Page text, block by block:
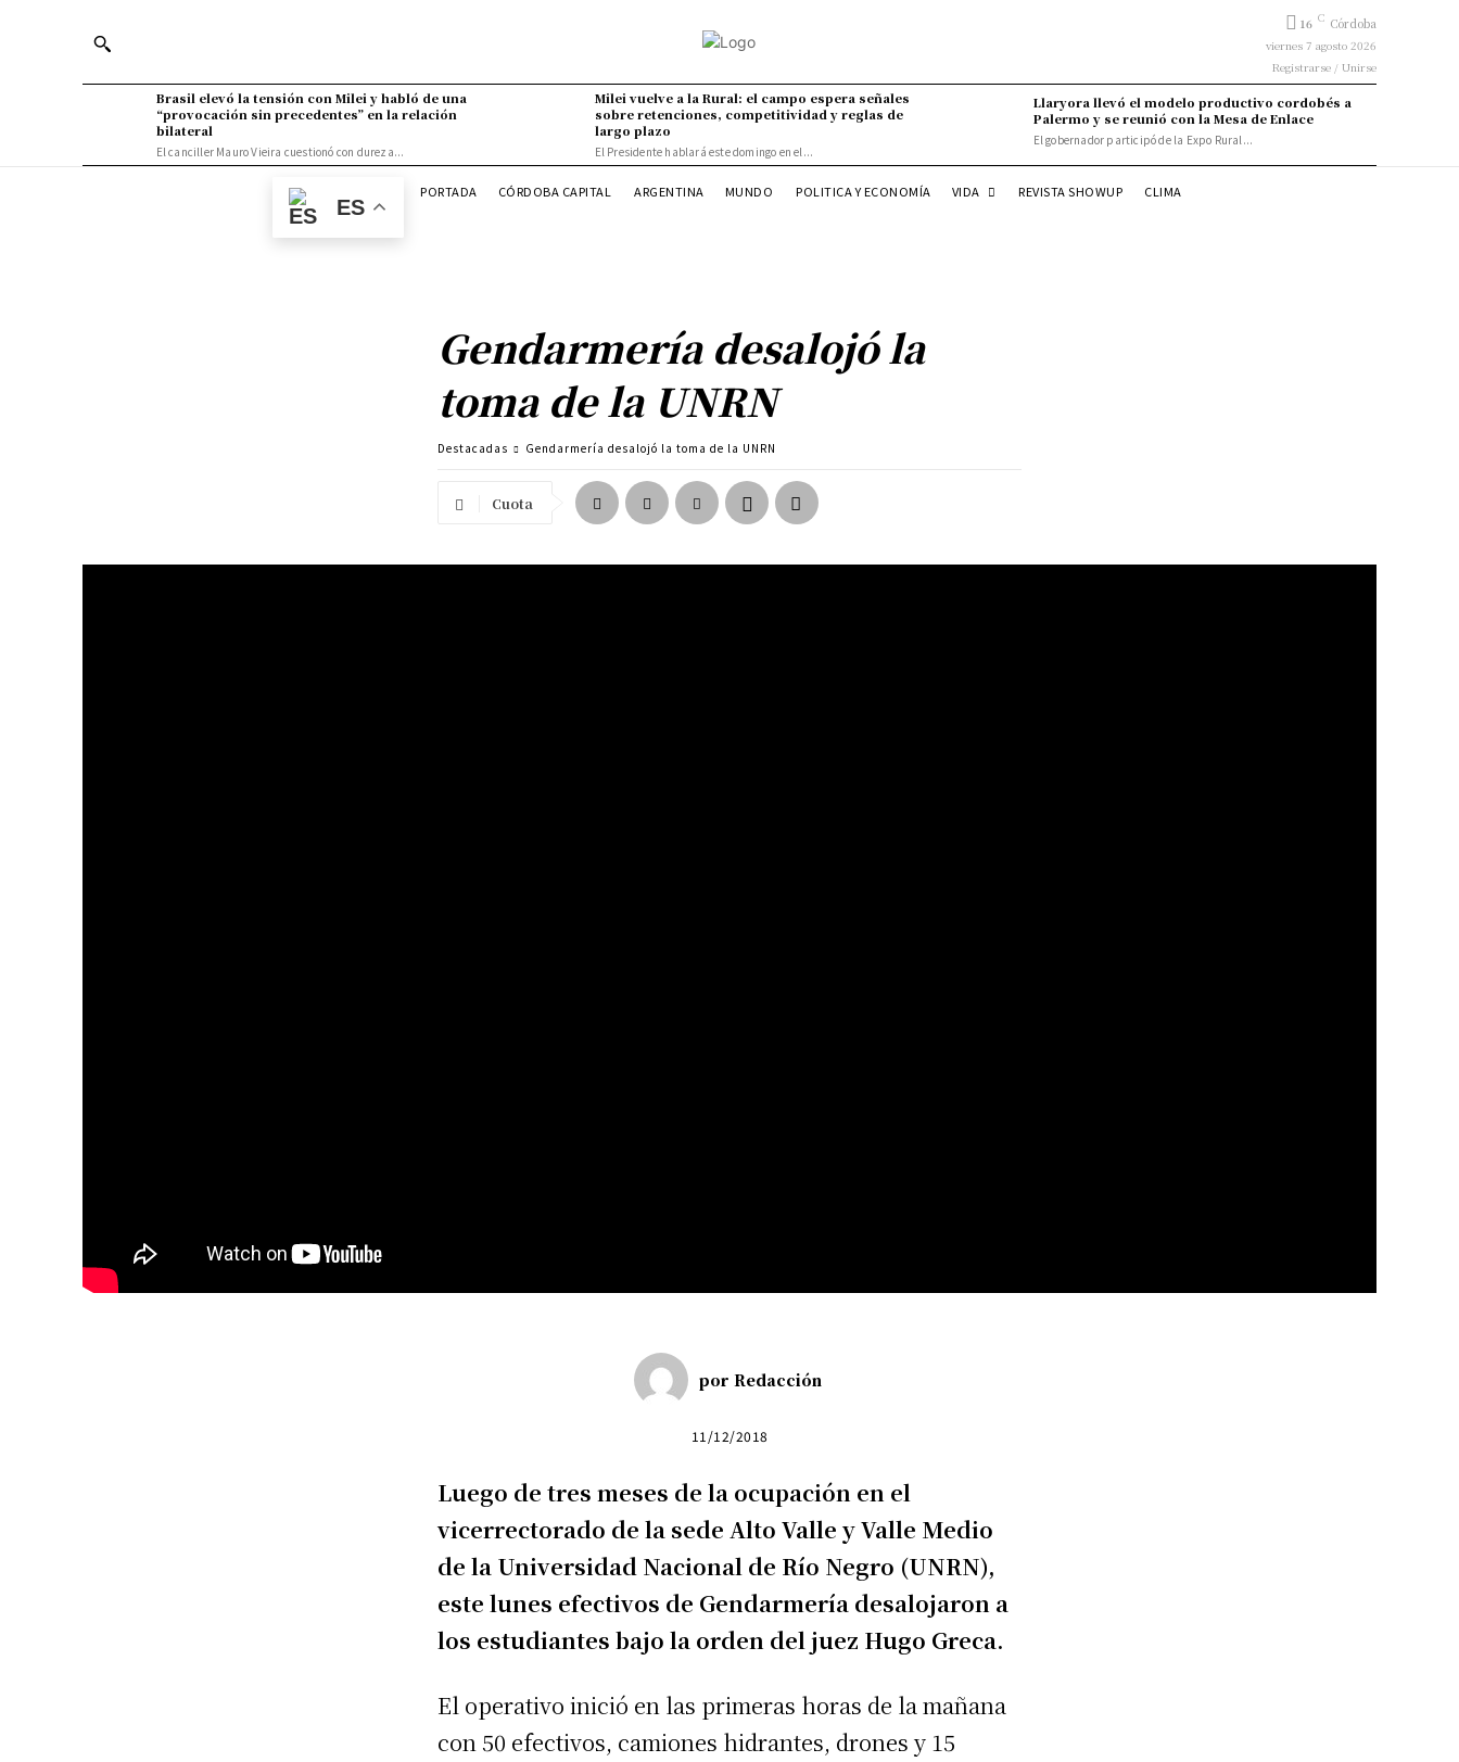
16 C Córdoba
viernes 7 agosto 2026
Registrarse / Unirse
Brasil elevó la tensión con Milei y habló de una
“provocación sin precedentes” en la relación
bilateral
El canciller Mauro Vieira cuestionó con dureza...
Milei vuelve a la Rural: el campo espera señales
sobre retenciones, competitividad y reglas de
largo plazo
El Presidente hablará este domingo en el...
Llaryora llevó el modelo productivo cordobés a
Palermo y se reunió con la Mesa de Enlace
El gobernador participó de la Expo Rural...
ES
PORTADA CÓRDOBA CAPITAL ARGENTINA MUNDO POLITICA Y ECONOMÍA VIDA REVISTA SHOWUP CLIMA
Gendarmería desalojó la
toma de la UNRN
Destacadas Gendarmería desalojó la toma de la UNRN
Cuota
por Redacción
11/12/2018
Luego de tres meses de la ocupación en el
vicerrectorado de la sede Alto Valle y Valle Medio
de la Universidad Nacional de Río Negro (UNRN),
este lunes efectivos de Gendarmería desalojaron a
los estudiantes bajo la orden del juez Hugo Greca.
El operativo inició en las primeras horas de la mañana
con 50 efectivos, camiones hidrantes, drones y 15